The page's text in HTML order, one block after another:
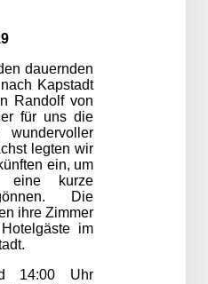
dauernden
Kapstadt
Randolf von
für uns die
legten wir
ein, um
eine kurze
Die
ihre Zimmer
im
14:00 Uhr